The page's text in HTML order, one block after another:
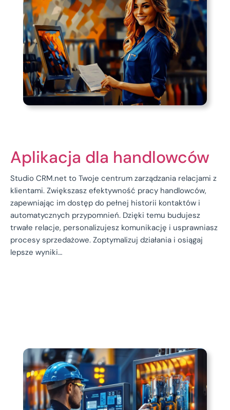
Aplikacja dla handlowców
Studio CRM.net to Twoje centrum zarządzania relacjami z
klientami. Zwiększasz efektywność pracy handlowców,
zapewniając im dostęp do pełnej historii kontaktów i
automatycznych przypomnień. Dzięki temu budujesz
trwałe relacje, personalizujesz komunikację i usprawniasz
procesy sprzedażowe. Zoptymalizuj działania i osiągaj
lepsze wyniki…